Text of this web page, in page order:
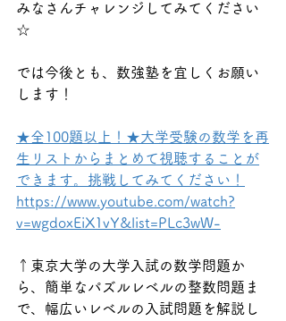
みなさんチャレンジしてみてください
☆
では今後とも、数強塾を宜しくお願い
します！
★全100題以上！★大学受験の数学を再
生リストからまとめて視聴することが
できます。挑戦してみてください！
https://www.youtube.com/watch?
v=wgdoxEiX1vY&list=PLc3wW-
↑東京大学の大学入試の数学問題か
ら、簡単なパズルレベルの整数問題ま
で、幅広いレベルの入試問題を解説し